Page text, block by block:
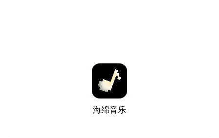
海绵音乐